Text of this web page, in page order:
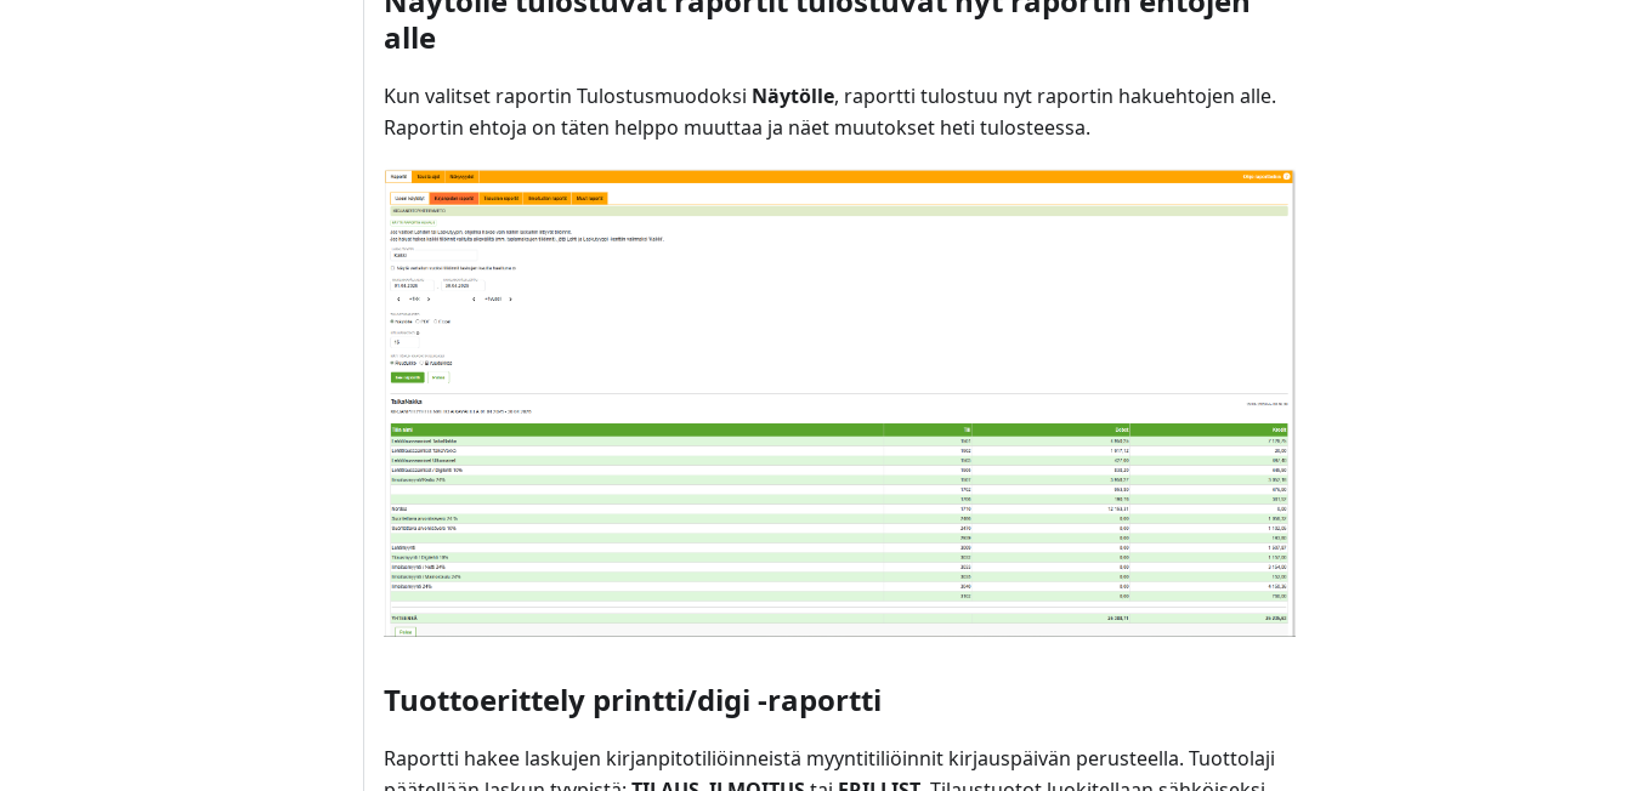
alle
Kun valitset raportin Tulostusmuodoksi Näytölle, raportti tulostuu nyt raportin hakuehtojen alle.
Raportin ehtoja on täten helppo muuttaa ja näet muutokset heti tulosteessa.
Tuottoerittely printti/digi -raportti
Raportti hakee laskujen kirjanpitotiliöinneistä myyntitiliöinnit kirjauspäivän perusteella. Tuottolaji